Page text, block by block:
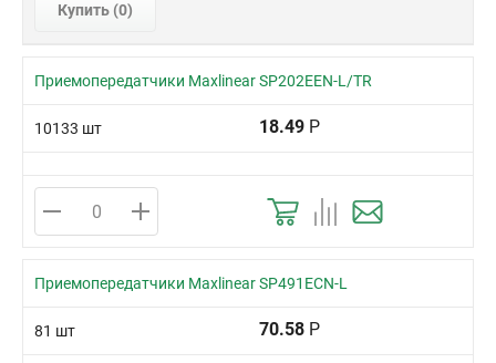
Купить (0)
Приемопередатчики Maxlinear SP202EEN-L/TR
10133 шт 18.49 Р
Приемопередатчики Maxlinear SP491ECN-L
81 шт 70.58 Р